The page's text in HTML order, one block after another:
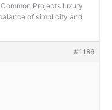
Common Projects luxury
of simplicity and
#1186